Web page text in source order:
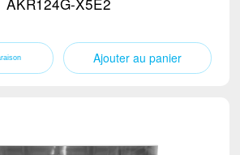
Ajouter au panier